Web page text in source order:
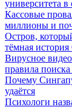
университета
Кассовые
миллионы и
Остров,
тёмная
Вирусное
правила
Почему
удаётся
Психологи